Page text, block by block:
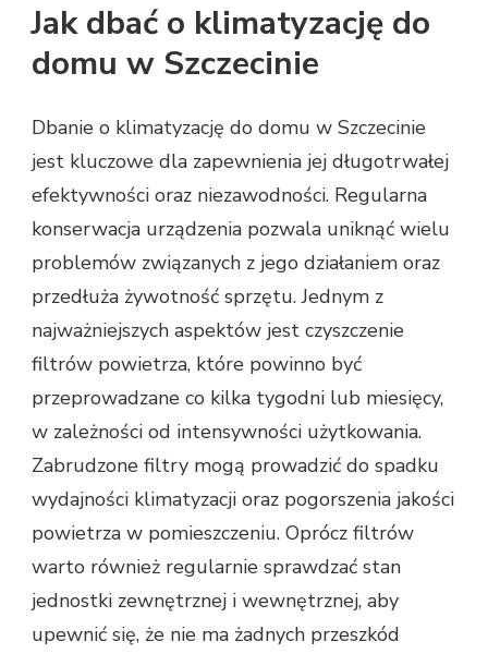
Jak dbać o klimatyzację do
domu w Szczecinie
Dbanie o klimatyzację do domu w Szczecinie
jest kluczowe dla zapewnienia jej długotrwałej
efektywności oraz niezawodności. Regularna
konserwacja urządzenia pozwala uniknąć wielu
problemów związanych z jego działaniem oraz
przedłuża żywotność sprzętu. Jednym z
najważniejszych aspektów jest czyszczenie
filtrów powietrza, które powinno być
przeprowadzane co kilka tygodni lub miesięcy,
w zależności od intensywności użytkowania.
Zabrudzone filtry mogą prowadzić do spadku
wydajności klimatyzacji oraz pogorszenia jakości
powietrza w pomieszczeniu. Oprócz filtrów
warto również regularnie sprawdzać stan
jednostki zewnętrznej i wewnętrznej, aby
upewnić się, że nie ma żadnych przeszkód